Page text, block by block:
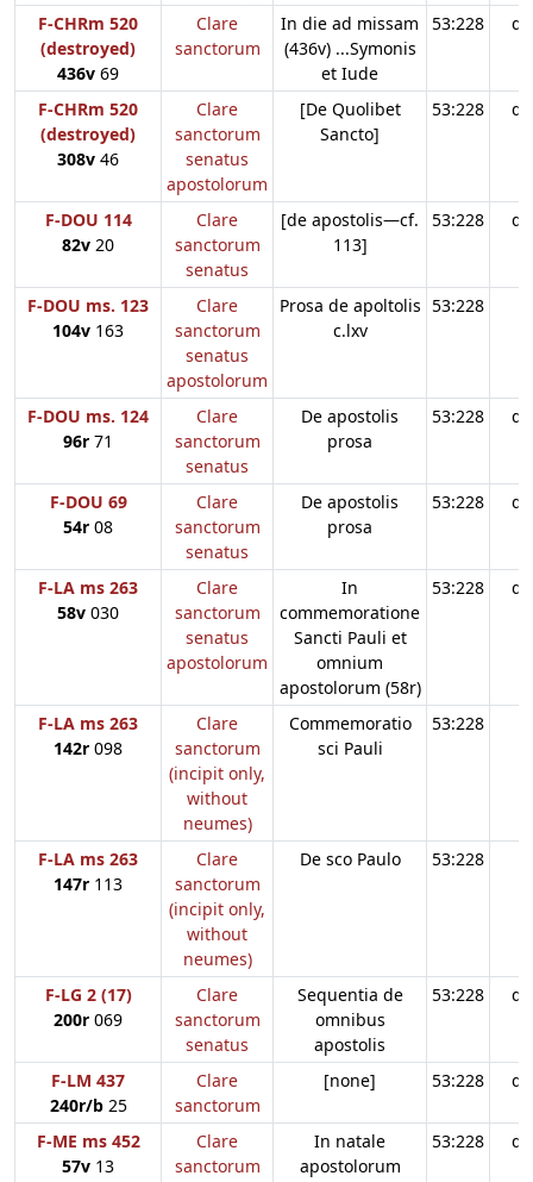
F-CHRm 520
(destroyed)
436v 69
Clare
sanctorum
In die ad missam
(436v) ...Symonis
et Iude
53:228
F-CHRm 520
(destroyed)
308v 46
Clare
sanctorum
senatus
apostolorum
[De Quolibet
Sancto]
53:228
F-DOU 114
82v 20
Clare
sanctorum
senatus
[de apostolis—cf.
113]
53:228
F-DOU ms. 123
104v 163
Clare
sanctorum
senatus
apostolorum
Prosa de apoltolis
c.lxv
53:228
F-DOU ms. 124
96r 71
Clare
sanctorum
senatus
De apostolis
prosa
53:228
F-DOU 69
54r 08
Clare
sanctorum
senatus
De apostolis
prosa
53:228
F-LA ms 263
58v 030
Clare
sanctorum
senatus
apostolorum
In
commemoratione
Sancti Pauli et
omnium
apostolorum (58r)
53:228
F-LA ms 263
142r 098
Clare
sanctorum
(incipit only,
without
neumes)
Commemoratio
sci Pauli
53:228
F-LA ms 263
147r 113
Clare
sanctorum
(incipit only,
without
neumes)
De sco Paulo 53:228
F-LG 2 (17)
200r 069
Clare
sanctorum
senatus
Sequentia de
omnibus
apostolis
53:228
F-LM 437
240r/b25
Clare
sanctorum
[none] 53:228
F-ME ms 452
57v 13
Clare
sanctorum
In natale
apostolorum
53:228